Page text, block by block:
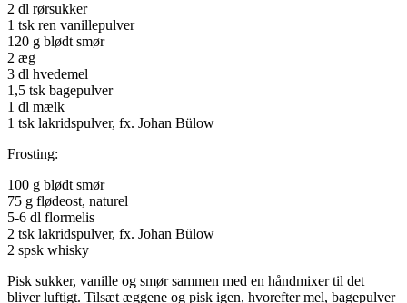
2 dl rørsukker
1 tsk ren vanillepulver
120 g blødt smør
2 æg
3 dl hvedemel
1,5 tsk bagepulver
1 dl mælk
1 tsk lakridspulver, fx. Johan Bülow
Frosting:
100 g blødt smør
75 g flødeost, naturel
5-6 dl flormelis
2 tsk lakridspulver, fx. Johan Bülow
2 spsk whisky
Pisk sukker, vanille og smør sammen med en håndmixer til det
bliver luftigt. Tilsæt æggene og pisk igen, hvorefter mel, bagepulver